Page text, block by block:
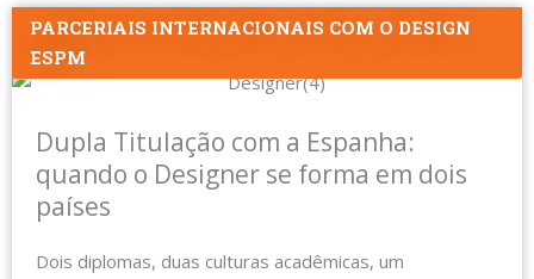
PARCERIAIS INTERNACIONAIS COM O DESIGN
ESPM
Dupla Titulação com a Espanha:
quando o Designer se forma em dois
países
Dois diplomas, duas culturas acadêmicas, um